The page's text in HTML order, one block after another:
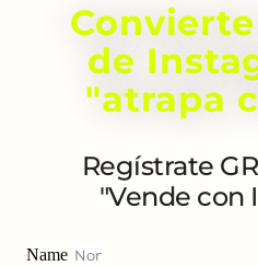
de
"atrapa
Regístrate
"Vende con
Name